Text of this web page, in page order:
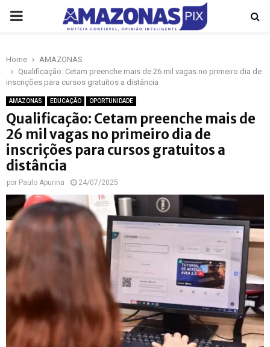
PRIMARY
Home
AMAZONAS
Qualificação: Cetam preenche mais de 26 mil vagas no primeiro dia de
inscrições para cursos gratuitos a distância
AMAZONAS EDUCAÇÃO OPORTUNIDADE
Qualificação: Cetam preenche mais de
26 mil vagas no primeiro dia de
inscrições para cursos gratuitos a
distância
por Paulo Apurina 24/07/2025